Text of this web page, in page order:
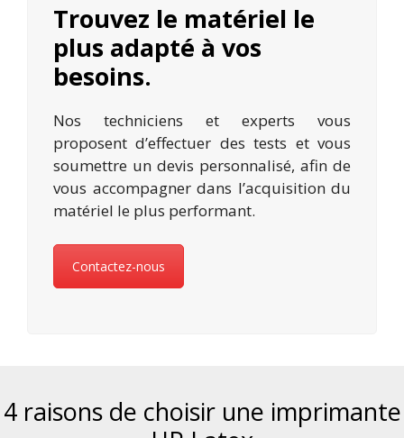
Trouvez le matériel le
plus adapté à vos
besoins.
Nos techniciens et experts vous
proposent d’effectuer des tests et vous
soumettre un devis personnalisé, afin de
vous accompagner dans l’acquisition du
matériel le plus performant.
Contactez-nous
4 raisons de choisir une imprimante